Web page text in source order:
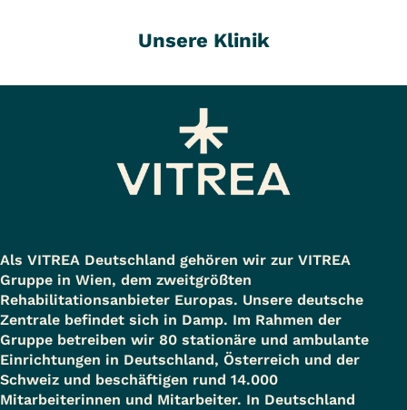
Unsere Klinik
Als VITREA Deutschland gehören wir zur VITREA
Gruppe in Wien, dem zweitgrößten
Rehabilitationsanbieter Europas. Unsere deutsche
Zentrale befindet sich in Damp. Im Rahmen der
Gruppe betreiben wir 80 stationäre und ambulante
Einrichtungen in Deutschland, Österreich und der
Schweiz und beschäftigen rund 14.000
Mitarbeiterinnen und Mitarbeiter. In Deutschland